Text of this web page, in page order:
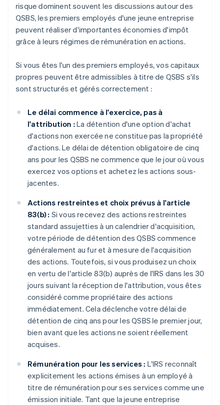
risque dominent souvent les discussions autour des
QSBS, les premiers employés d'une jeune entreprise
peuvent réaliser d'importantes économies d'impôt
grâce à leurs régimes de rémunération en actions.
Si vous êtes l'un des premiers employés, vos capitaux
propres peuvent être admissibles à titre de QSBS s'ils
sont structurés et gérés correctement :
Le délai commence à l'exercice, pas à
l'attribution : La détention d'une option d'achat
d'actions non exercée ne constitue pas la propriété
d'actions. Le délai de détention obligatoire de cinq
ans pour les QSBS ne commence que le jour où vous
exercez vos options et achetez les actions sous-
jacentes.
Actions restreintes et choix prévus à l'article
83(b) : Si vous recevez des actions restreintes
standard assujetties à un calendrier d'acquisition,
votre période de détention des QSBS commence
généralement au fur et à mesure de l'acquisition
des actions. Toutefois, si vous produisez un choix
en vertu de l'article 83(b) auprès de l'IRS dans les 30
jours suivant la réception de l'attribution, vous êtes
considéré comme propriétaire des actions
immédiatement. Cela déclenche votre délai de
détention de cinq ans pour les QSBS le premier jour,
bien avant que les actions ne soient réellement
acquises.
Rémunération pour les services : L'IRS reconnaît
explicitement les actions émises à un employé à
titre de rémunération pour ses services comme une
émission initiale. Tant que la jeune entreprise